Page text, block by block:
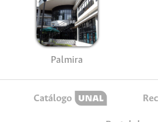
Palmira
Catálogo